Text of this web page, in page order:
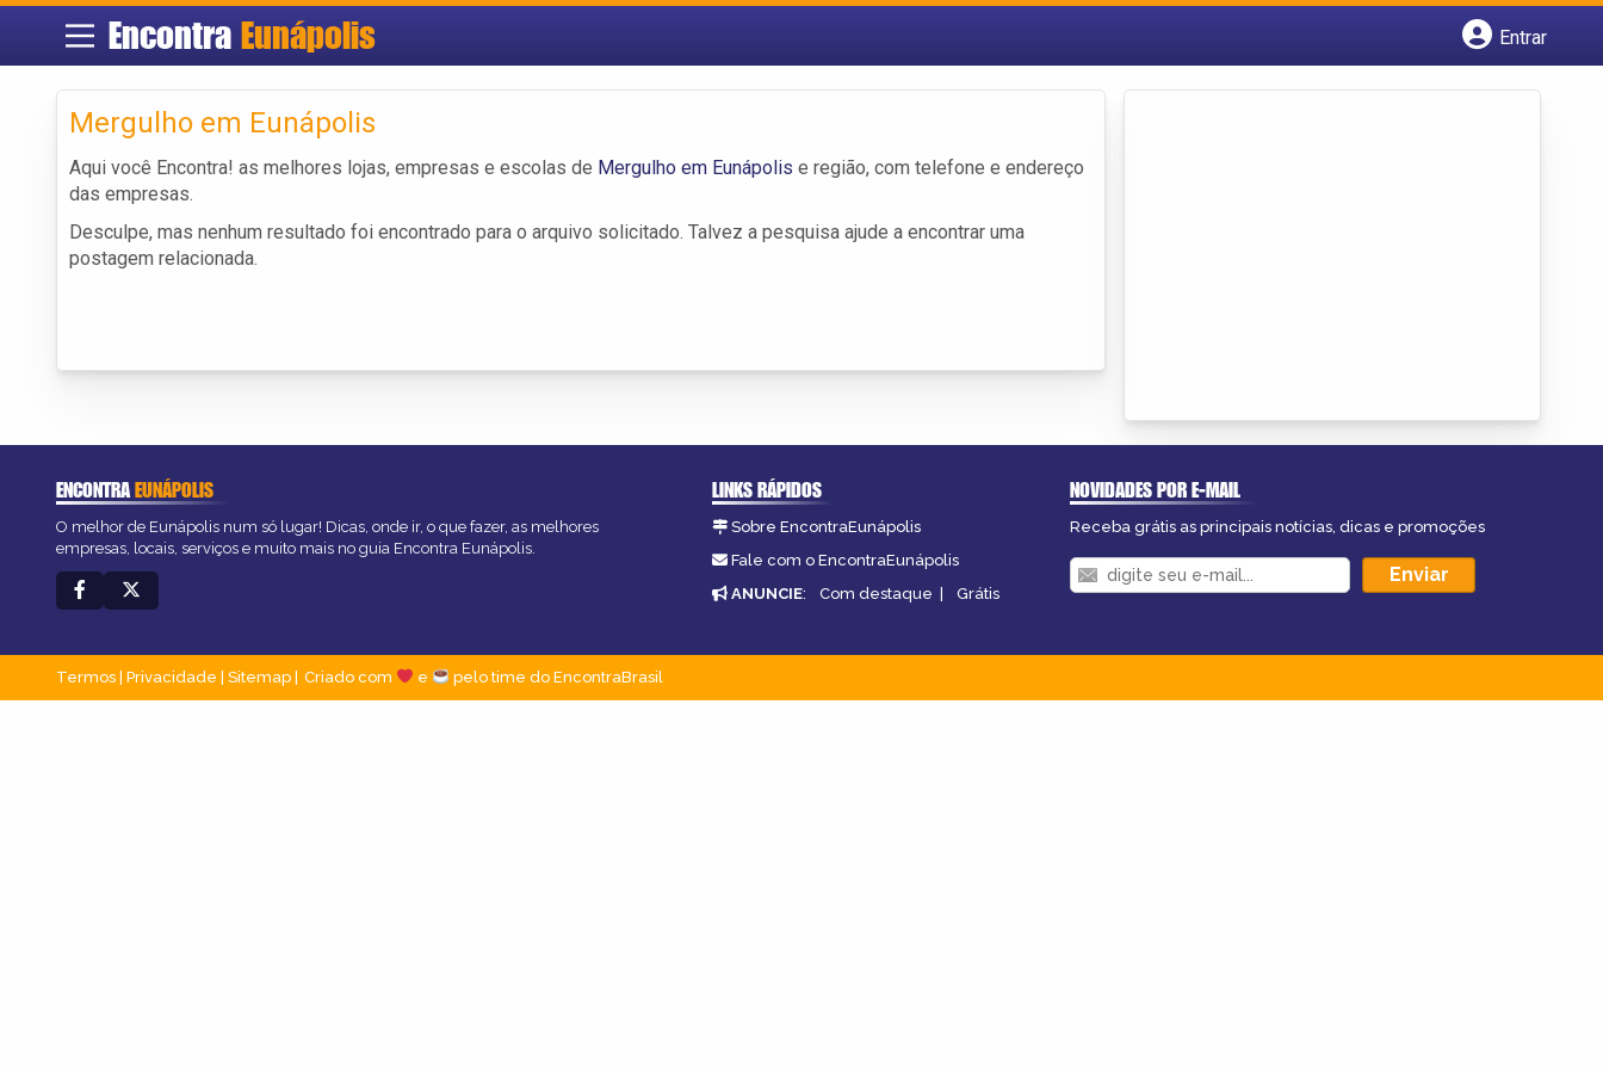
Encontra Eunápolis
Entrar
Mergulho em Eunápolis
Aqui você Encontra! as melhores lojas, empresas e escolas de Mergulho em Eunápolis e região, com telefone e endereço
das empresas.
Desculpe, mas nenhum resultado foi encontrado para o arquivo solicitado. Talvez a pesquisa ajude a encontrar uma
postagem relacionada.
ENCONTRAEUNÁPOLIS
O melhor de Eunápolis num só lugar! Dicas, onde ir, o que fazer, as melhores
empresas, locais, serviços e muito mais no guia Encontra Eunápolis.
LINKS RÁPIDOS
Sobre EncontraEunápolis
Fale com o EncontraEunápolis
ANUNCIE: Com destaque | Grátis
NOVIDADES POR E-MAIL
Receba grátis as principais notícias, dicas e promoções
Termos Privacidade Sitemap Criado com e pelo time do EncontraBrasil